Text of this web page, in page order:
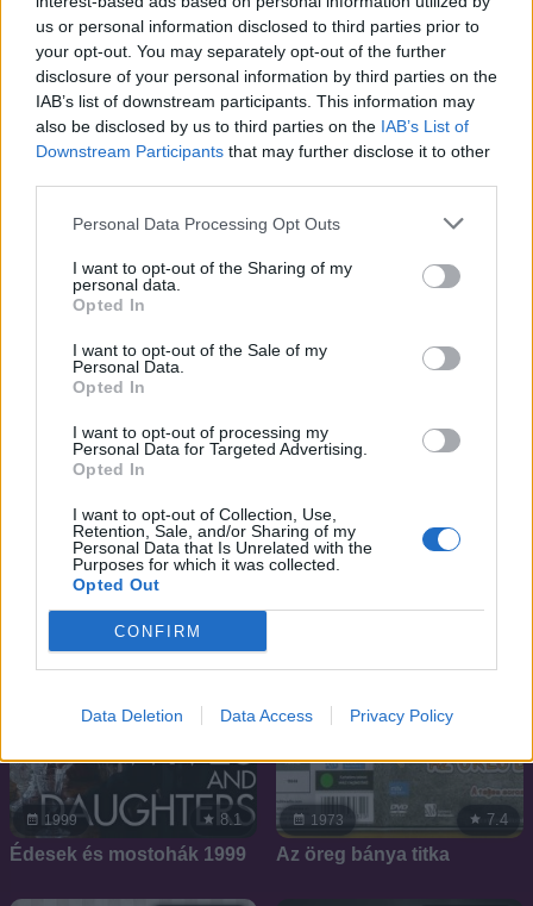
us or personal information disclosed to third parties prior to
your opt-out. You may separately opt-out of the further
disclosure of your personal information by third parties on the
IAB’s list of downstream participants. This information may
also be disclosed by us to third parties on the IAB’s List of
Downstream Participants that may further disclose it to other
Personal Data Processing Opt Outs
I want to opt-out of the Sharing of my
personal data.
Opted In
I want to opt-out of the Sale of my
Personal Data.
Opted In
I want to opt-out of processing my
Personal Data for Targeted Advertising.
Opted In
I want to opt-out of Collection, Use,
Retention, Sale, and/or Sharing of my
Personal Data that Is Unrelated with the
Purposes for which it was collected.
Opted Out
CONFIRM
Data Deletion Data Access Privacy Policy
2024
SOROZAT
Szomszéd szoba Dűne
1999 8.1
Édesek és mostohák 1999
1973 7.4
Az öreg bánya titka